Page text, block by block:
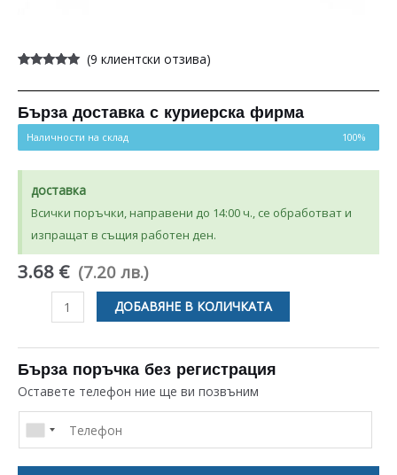
5.00от 5,
потребителски
оценки
(9 клиентски отзива)
Бърза доставка с куриерска фирма
Наличности на склад 100%
доставка
Всички поръчки, направени до 14:00 ч., се обработват и
изпращат в същия работен ден.
3.68 € (7.20 лв.)
количество
БОЛТОВЕ
8
БРОЯ
КОМПЛЕКТ
М6
ДОБАВЯНЕ В КОЛИЧКАТА
Бърза поръчка без регистрация
Оставете телефон ние ще ви позвъним